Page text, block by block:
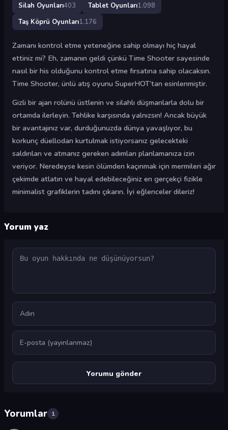
Silah Oyunları403 Tablet Oyunları1.098
Taş Köprü Oyunları1.176
Zamanı kontrol etme yeteneğine sahip olmayı hiç hayal
ettiniz mi? Eh, zamanın geldi çünkü Time Shooter sayesinde
nasıl bir his olduğunu kontrol etme fırsatına sahip olacaksın.
Time Shooter, ünlü atış oyunu SuperHOT’tan esinlenmiştir.
Gizli bir ajan rolünü üstlenin ve silahlı düşmanlarla dolu bir
ortamda ilerleyin. Tehlike karşısında yalnızsın! Ancak büyük
bir avantajınız var, durduğunuzda dünya yavaşlıyor, bu
korkunç düellodan kurtulmak istiyorsanız gelecekteki
saldırıları ve atmanız gereken adımları planlamanıza izin
veriyor. Neredeyse kesin ölümden kaçınmak için mermileri ağır
çekimde atlatın ve hayal edebileceğiniz en gerçekçi fizikle
minimalist grafiklerin tadını çıkarın. İyi eğlenceler dileriz!
Yorum yaz
Yorum
Ad
E-posta
Yorumlar 1